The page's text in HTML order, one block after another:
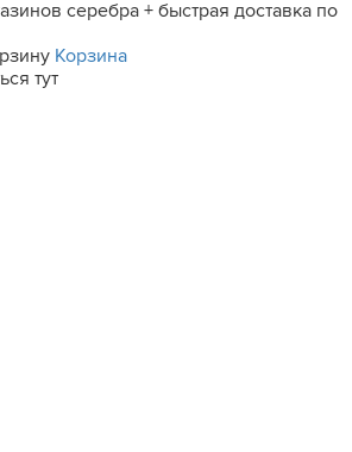
серебра + быстрая доставка по
Корзина
тут